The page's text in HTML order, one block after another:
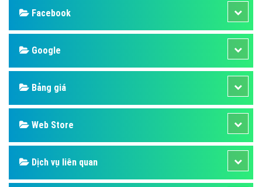
Design